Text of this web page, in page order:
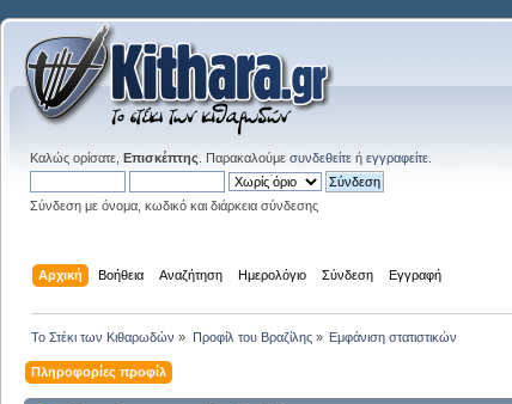
Καλώς ορίσατε, Επισκέπτης . Παρακαλούμε συνδεθείτε ή εγγραφείτε
Σύνδεση με όνομα, κωδικό και διάρκεια σύνδεσης
Αρχική Βοήθεια Αναζήτηση Ημερολόγιο Σύνδεση Εγγραφή
Το Στέκι των Κιθαρωδών » Προφίλ του Βραζίλης» Εμφάνιση στατιστικών
Πληροφορίες προφίλ